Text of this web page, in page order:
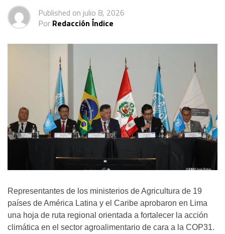
Published on julio 8, 2026
Por Redacción Índice
Representantes de los ministerios de Agricultura de 19
países de América Latina y el Caribe aprobaron en Lima
una hoja de ruta regional orientada a fortalecer la acción
climática en el sector agroalimentario de cara a la COP31.